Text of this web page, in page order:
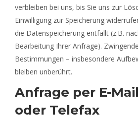
verbleiben bei uns, bis Sie uns zur
Einwilligung zur Speicherung
die Datenspeicherung entfällt (z.B.
Bearbeitung Ihrer Anfrage).
Bestimmungen – insbesondere
bleiben unberührt.
Anfrage per E-
oder Telefax